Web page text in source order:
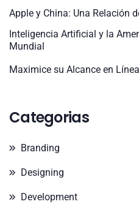
Apple y China: Una Relación
Inteligencia Artificial y la
Mundial
Maximice su Alcance en
Categorias
Branding
Designing
Development